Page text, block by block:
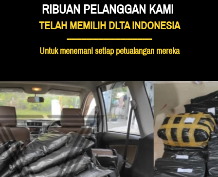
RIBUAN PELANGGAN KAMI
TELAH MEMILIH DLTA INDONESIA
-----------------------------------
Untuk menemani setiap petualangan mereka